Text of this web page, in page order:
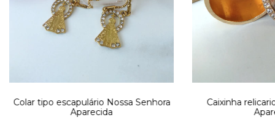
Colar tipo escapulário Nossa Senhora
Aparecida
Caixinha